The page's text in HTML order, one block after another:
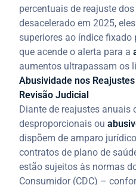
percentuais de reajuste
desacelerado em 2025,
superiores ao índice
que acende o alerta para a
aumentos ultrapassam os
Abusividade nos
Revisão Judicial
Diante de reajustes anuais
desproporcionais ou
dispõem de amparo
contratos de plano de
estão sujeitos às normas
Consumidor (CDC) –